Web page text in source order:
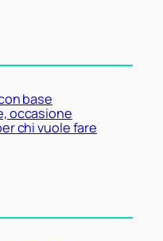
base
occasione
chi vuole fare